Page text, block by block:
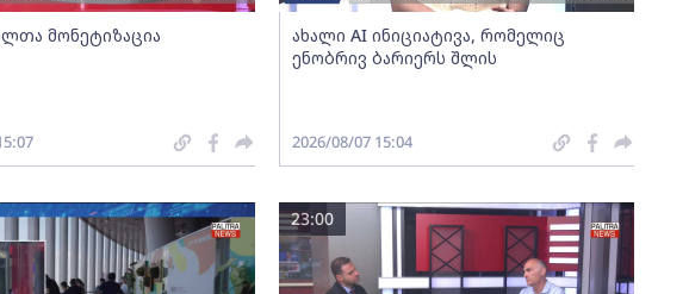
მონეტიზაცია
ახალი AI ინიციატივა, რომელიც
ენობრივ ბარიერს შლის
2026/08/07 15:04
23:00